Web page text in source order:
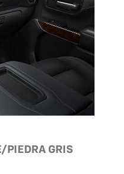
PIEDRA GRIS